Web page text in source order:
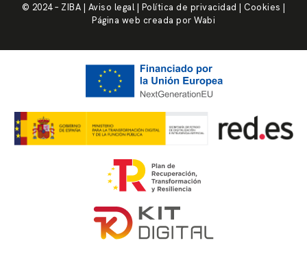
© 2024 – ZIBA | Aviso legal | Política de privacidad | Cookies |
Página web creada por Wabi